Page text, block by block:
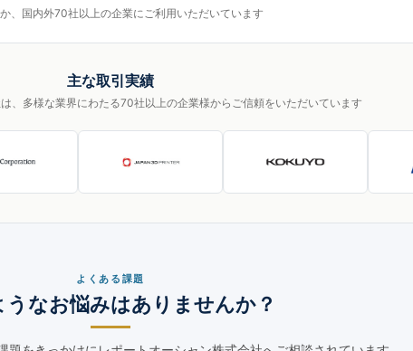
、国内外70社以上の企業にご利用いただいています
主な取引実績
、多様な業界にわたる70社以上の企業様からご信頼をいただいています
よくある課題
うなお悩みはありませんか？